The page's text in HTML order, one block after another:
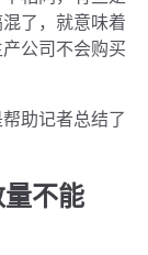
了，就意味着
公司不会购买
助记者总结了
不能